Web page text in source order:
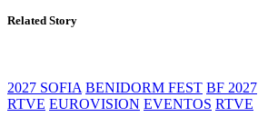
Related Story
2027 SOFIA BENIDORM FEST BF 2027
RTVE EUROVISION EVENTOS RTVE